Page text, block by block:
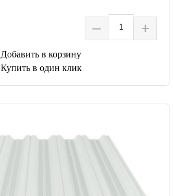
– +
Добавить в корзину
Купить в один клик